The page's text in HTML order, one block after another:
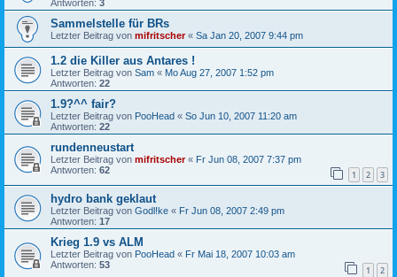
Antworten: 3
Sammelstelle für BRs
Letzter Beitrag von mifritscher« Sa Jan 20, 2007 9:44 pm
1.2 die Killer aus Antares !
Letzter Beitrag von Sam « Mo Aug 27, 2007 1:52 pm
Antworten: 22
1.9?^^ fair?
Letzter Beitrag von PooHead « So Jun 10, 2007 11:20 am
Antworten: 22
rundenneustart
Letzter Beitrag von mifritscher« Fr Jun 08, 2007 7:37 pm
Antworten: 62 1 2 3
hydro bank geklaut
Letzter Beitrag von Godl!ke « Fr Jun 08, 2007 2:49 pm
Antworten: 17
Krieg 1.9 vs ALM
Letzter Beitrag von PooHead « Fr Mai 18, 2007 10:03 am
Antworten: 53 1 2